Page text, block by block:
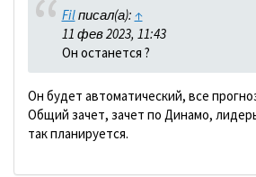
Filписал(а): ↑
11 фев 2023, 11:43
Он останется ?
Он будет автоматический, все
Общий зачет, зачет по Динамо,
так планируется.